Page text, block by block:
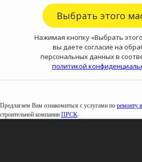
Нажимая кнопку «Выбрать
вы даете согласие на
персональных данных в
политикой
Предлагаем Вам ознакомиться с услугами поремонту
строительной компанииПРСК.